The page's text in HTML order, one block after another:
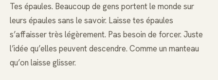
Tes épaules. Beaucoup de gens portent le monde sur
leurs épaules sans le savoir. Laisse tes épaules
s’affaisser très légèrement. Pas besoin de forcer. Juste
l’idée qu’elles peuvent descendre. Comme un manteau
qu’on laisse glisser.